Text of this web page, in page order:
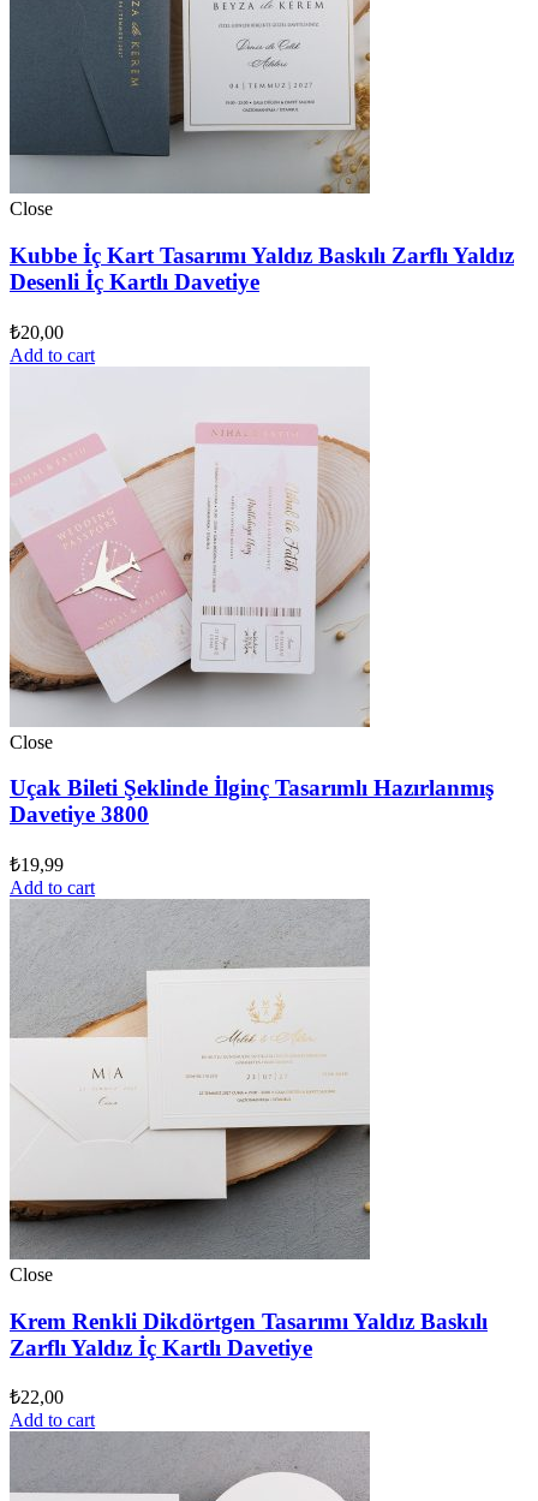
Close
Kubbe İç Kart Tasarımı Yaldız Baskılı Zarflı Yaldız
Desenli İç Kartlı Davetiye
₺20,00
Add to cart
Close
Uçak Bileti Şeklinde İlginç Tasarımlı Hazırlanmış
Davetiye 3800
₺19,99
Add to cart
Close
Krem Renkli Dikdörtgen Tasarımı Yaldız Baskılı
Zarflı Yaldız İç Kartlı Davetiye
₺22,00
Add to cart